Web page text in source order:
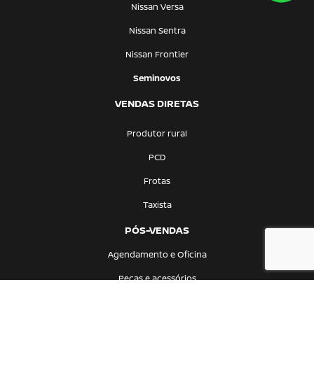
Nissan Versa
Nissan Sentra
Nissan Frontier
Seminovos
VENDAS DIRETAS
Produtor rural
PCD
Frotas
Taxista
PÓS-VENDAS
Agendamento e Oficina
Peças e acessórios